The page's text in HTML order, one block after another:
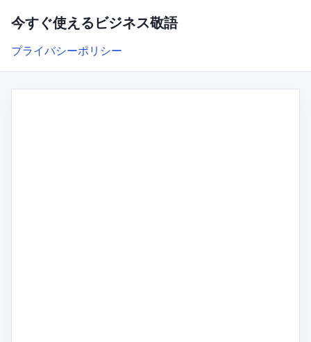
今すぐ使えるビジネス敬語
プライバシーポリシー